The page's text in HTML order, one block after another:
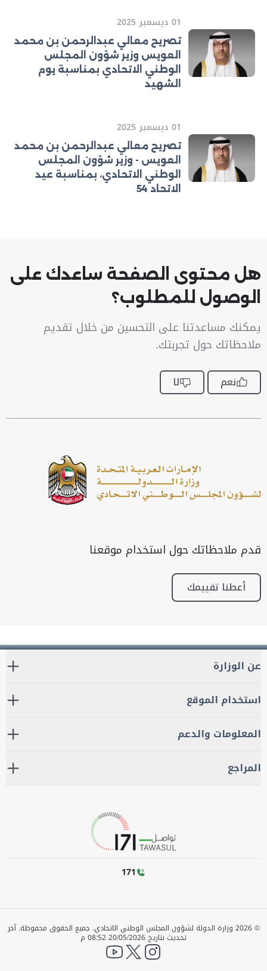
01 ديسمبر 2025
تصريح معالي عبدالرحمن بن محمد
العويس وزير شؤون المجلس
الوطني الاتحادي بمناسبة يوم
الشهيد
01 ديسمبر 2025
تصريح معالي عبدالرحمن بن محمد
العويس - وزير شؤون المجلس
الوطني الاتحادي، بمناسبة عيد
الاتحاد 54
هل محتوى الصفحة ساعدك على
الوصول للمطلوب؟
يمكنك مساعدتنا على التحسين من خلال تقديم
ملاحظاتك حول تجربتك.
نعم لا
قدم ملاحظاتك حول استخدام موقعنا
أعطنا تقييمك
عن الوزارة
استخدام الموقع
المعلومات والدعم
المراجع
171
©
2026 وزارة الدولة لشؤون المجلس الوطني الاتحادي. جميع الحقوق محفوظة.آخر
تحديث بتاريخ 20/05/2026 08:52 م
instagram
twitter
YouTube